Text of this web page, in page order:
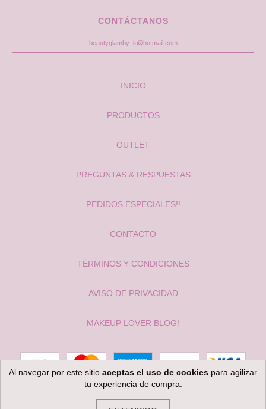
Al navegar por este sitio aceptas el uso de cookies para agilizar
tu experiencia de compra.
CONTÁCTANOS
beautyglamby_k@hotmail.com
INICIO
PRODUCTOS
OUTLET
PREGUNTAS & RESPUESTAS
PEDIDOS ESPECIALES!!
CONTACTO
TÉRMINOS Y CONDICIONES
AVISO DE PRIVACIDAD
MAKEUP LOVER BLOG!